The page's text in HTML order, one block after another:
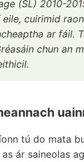
(SL) 2010-
cuirimid
ar fáil.
chun an
tú do mata
ár saineolas